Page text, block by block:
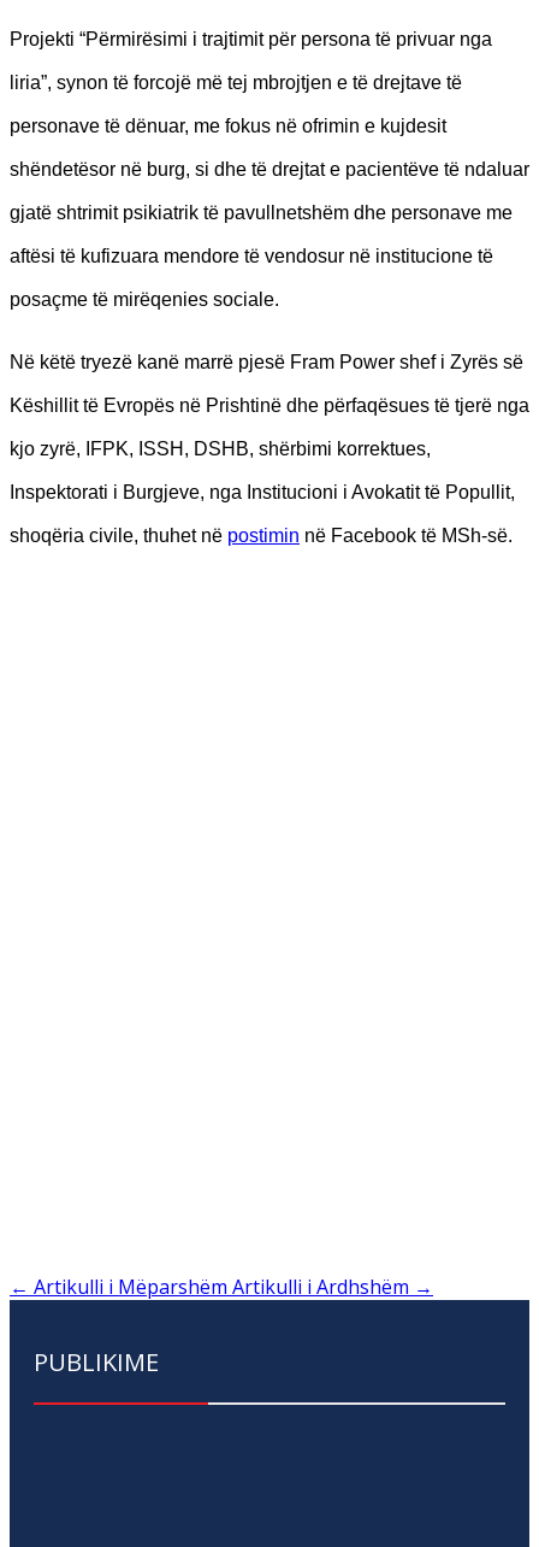
Projekti “Përmirësimi i trajtimit për persona të privuar nga
liria”, synon të forcojë më tej mbrojtjen e të drejtave të
personave të dënuar, me fokus në ofrimin e kujdesit
shëndetësor në burg, si dhe të drejtat e pacientëve të ndaluar
gjatë shtrimit psikiatrik të pavullnetshëm dhe personave me
aftësi të kufizuara mendore të vendosur në institucione të
posaçme të mirëqenies sociale.
Në këtë tryezë kanë marrë pjesë Fram Power shef i Zyrës së
Këshillit të Evropës në Prishtinë dhe përfaqësues të tjerë nga
kjo zyrë, IFPK, ISSH, DSHB, shërbimi korrektues,
Inspektorati i Burgjeve, nga Institucioni i Avokatit të Popullit,
shoqëria civile, thuhet në postimin në Facebook të MSh-së.
← Artikulli i Mëparshëm Artikulli i Ardhshëm →
PUBLIKIME